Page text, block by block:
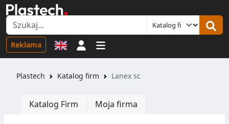
Reklama Logowanie
Plastech Katalog firm Lanex sc
Katalog Firm Moja firma